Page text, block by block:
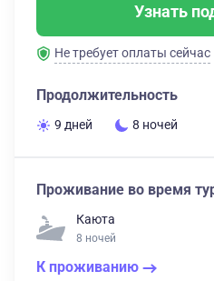
Узнать
Не требует оплаты сейчас
Продолжительность
9 дней 8 ночей
Проживание во время
Каюта
8 ночей
К проживанию